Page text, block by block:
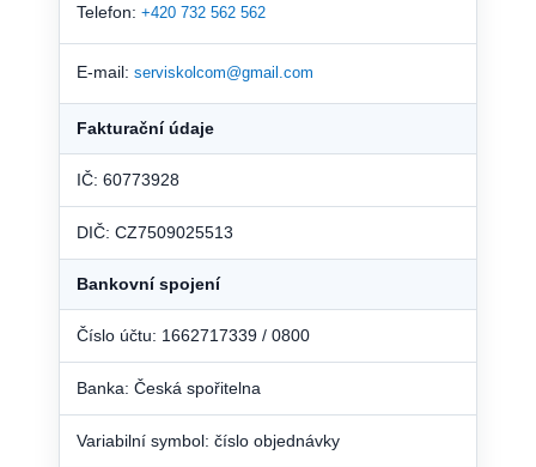
Telefon: +420 732 562 562
E-mail: serviskolcom@gmail.com
Fakturační údaje
IČ: 60773928
DIČ: CZ7509025513
Bankovní spojení
Číslo účtu: 1662717339 / 0800
Banka: Česká spořitelna
Variabilní symbol: číslo objednávky